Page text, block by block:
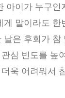
아이가 누구인
게 말이라도 한
날은 후회가 참
심 빈도를 높
욱 어려워서